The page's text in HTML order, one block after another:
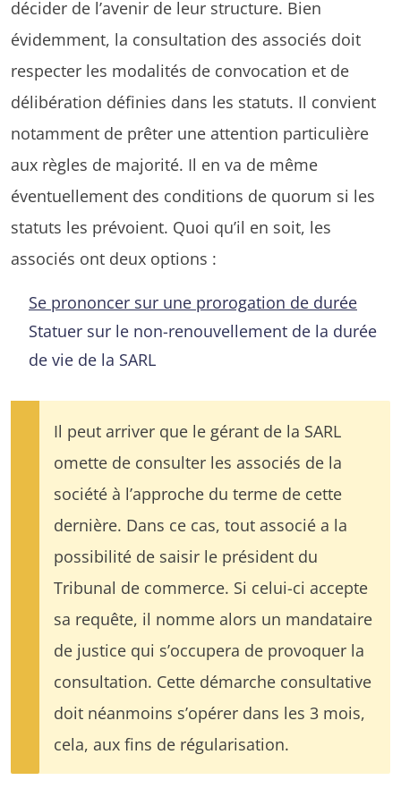
décider de l’avenir de leur structure. Bien
évidemment, la consultation des associés doit
respecter les modalités de convocation et de
délibération définies dans les statuts. Il convient
notamment de prêter une attention particulière
aux règles de majorité. Il en va de même
éventuellement des conditions de quorum si les
statuts les prévoient. Quoi qu’il en soit, les
associés ont deux options :
Se prononcer sur une prorogation de durée
Statuer sur le non-renouvellement de la durée
de vie de la SARL
Il peut arriver que le gérant de la SARL
omette de consulter les associés de la
société à l’approche du terme de cette
dernière. Dans ce cas, tout associé a la
possibilité de saisir le président du
Tribunal de commerce. Si celui-ci accepte
sa requête, il nomme alors un mandataire
de justice qui s’occupera de provoquer la
consultation. Cette démarche consultative
doit néanmoins s’opérer dans les 3 mois,
cela, aux fins de régularisation.